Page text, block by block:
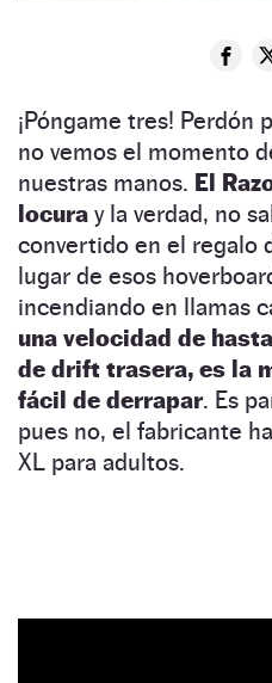
¡Póngame tres! Perdón
no vemos el momento
nuestras manos. El
locura y la verdad, no
convertido en el regalo
lugar de esos
incendiando en llamas
una velocidad de
de drift trasera, es la
fácil de derrapar. Es
pues no, el fabricante
XL para adultos.